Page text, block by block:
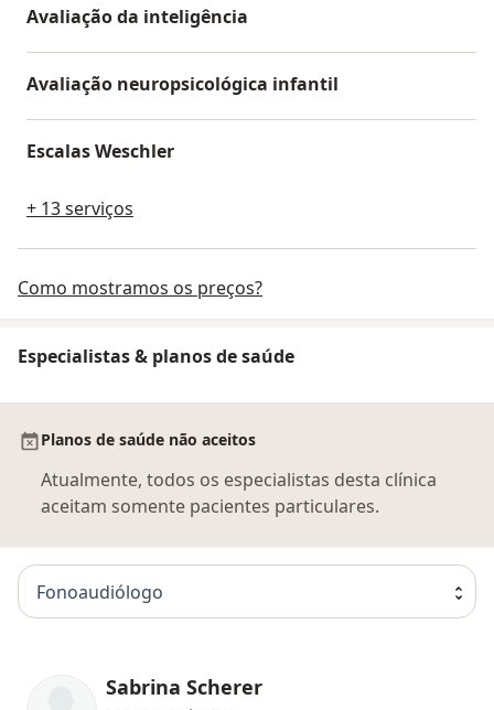
Avaliação da inteligência
Avaliação neuropsicológica infantil
Escalas Weschler
+ 13 serviços
Como mostramos os preços?
Especialistas & planos de saúde
Planos de saúde não aceitos
Atualmente, todos os especialistas desta clínica
aceitam somente pacientes particulares.
Fonoaudiólogo
Sabrina Scherer